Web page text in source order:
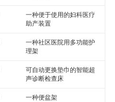
一种便于使用的妇科医疗
助产装置
一种社区医院用多功能护
理架
可自动更换垫巾的智能超
声诊断检查床
一种便盆架